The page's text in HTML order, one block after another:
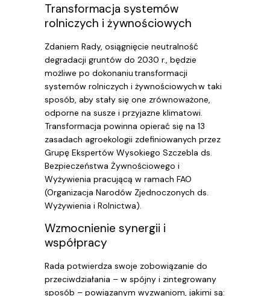
Transformacja systemów
rolniczych i żywnościowych
Zdaniem Rady, osiągnięcie neutralność
degradacji gruntów do 2030 r., będzie
możliwe po dokonaniu transformacji
systemów rolniczych i żywnościowych w taki
sposób, aby stały się one zrównoważone,
odporne na susze i przyjazne klimatowi.
Transformacja powinna opierać się na 13
zasadach agroekologii zdefiniowanych przez
Grupę Ekspertów Wysokiego Szczebla ds.
Bezpieczeństwa Żywnościowego i
Wyżywienia pracującą w ramach FAO
(Organizacja Narodów Zjednoczonych ds.
Wyżywienia i Rolnictwa).
Wzmocnienie synergii i
współpracy
Rada potwierdza swoje zobowiązanie do
przeciwdziałania – w spójny i zintegrowany
sposób – powiązanym wyzwaniom, jakimi są: